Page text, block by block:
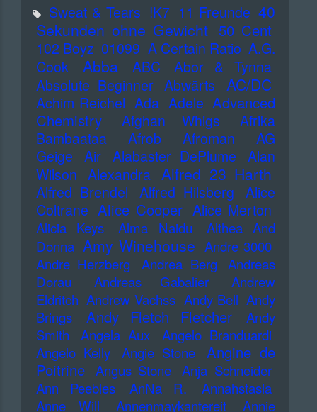
Sweat & Tears !K7 11 Freunde 40
Sekunden ohne Gewicht 50 Cent
102 Boyz 01099 A Certain Ratio A.G.
Cook
Abba ABC
Abor & Tynna
Absolute Beginner Abwärts AC/DC
Achim Reichel Ada Adele Advanced
Chemistry
Afghan Whigs
Afrika
Bambaataa
Afrob Afroman
AG
Geige
Air Alabaster DePlume
Alan
Wilson Alexandra Alfred 23 Harth
Alfred Brendel Alfred Hilsberg
Alice
Coltrane Alice Cooper Alice Merton
Alicia Keys Alma Naidu
Althea And
Donna Amy Winehouse Andre 3000
Andre Herzberg
Andrea Berg
Andreas
Dorau
Andreas Gabalier
Andrew
Eldritch Andrew Vachss Andy Bell Andy
Brings
Andy Fletch Fletcher
Andy
Smith
Angela Aux
Angelo Branduardi
Angelo Kelly
Angie Stone
Angine de
Poitrine Angus Stone Anja Schneider
Ann Peebles
AnNa R.
Annahstasia
Anne Will
Annenmaykantereit
Annie